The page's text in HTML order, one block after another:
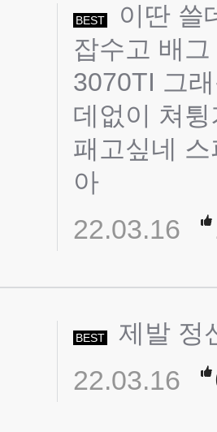
BEST
이딴 쓸
잡수고 배
3070TI 그
데없이 쳐
패고싶네
아
22.03.16
BEST 제발 정
22.03.16